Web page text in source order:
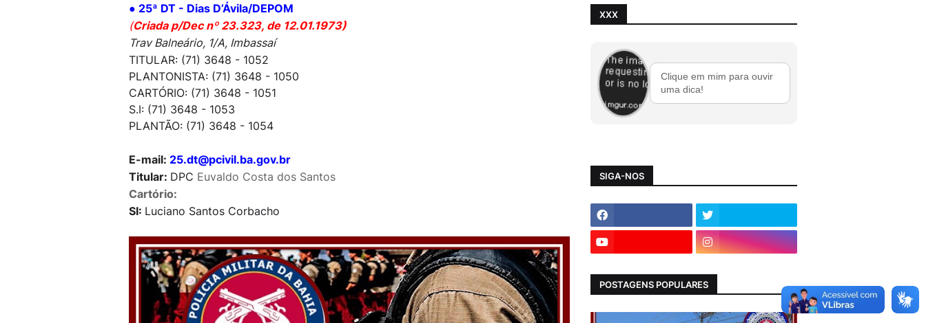
● 25ª DT - Dias D’Ávila/DEPOM
(Criada p/Dec nº 23.323, de 12.01.1973)
Trav Balneário, 1/A, Imbassaí
TITULAR: (71) 3648 - 1052
PLANTONISTA: (71) 3648 - 1050
CARTÓRIO: (71) 3648 - 1051
S.I: (71) 3648 - 1053
PLANTÃO: (71) 3648 - 1054
E-mail: 25.dt@pcivil.ba.gov.br
Titular: DPC Euvaldo Costa dos Santos
Cartório:
SI: Luciano Santos Corbacho
XXX
Clique em mim para ouvir
uma dica!
SIGA-NOS
POSTAGENS POPULARES